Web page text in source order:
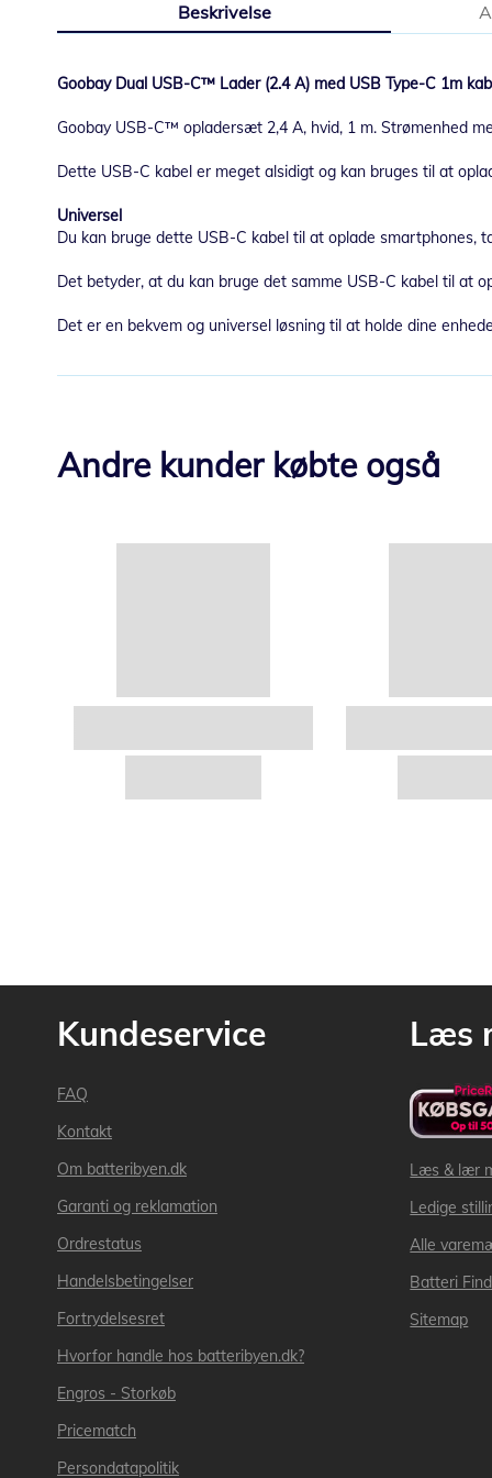
af
Beskrivelse
Goobay Dual USB-C™ Lader (2.4 A) med USB Type-C 1m
Goobay USB-C™ opladersæt 2,4 A, hvid, 1 m. Strømenhed
Dette USB-C kabel er meget alsidigt og kan bruges til at
Universel
Du kan bruge dette USB-C kabel til at oplade smartphones,
Det betyder, at du kan bruge det samme USB-C kabel til at
Det er en bekvem og universel løsning til at holde dine
Andre kunder købte også
Kundeservice
FAQ
Kontakt
Om batteribyen.dk
Garanti og reklamation
Ordrestatus
Handelsbetingelser
Fortrydelsesret
Hvorfor handle hos batteribyen.dk?
Engros - Storkøb
Pricematch
Persondatapolitik
Læs
Læs & lær
Ledige
Alle
Batteri
Sitemap